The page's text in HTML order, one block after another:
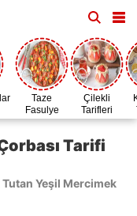
Taze
Fasulye
Zamanı
Çilekli
Tarifleri
Tarifi
Tutan Yeşil Mercimek